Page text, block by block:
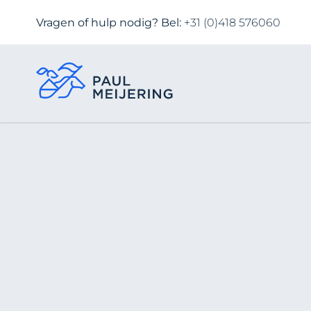
Vragen of hulp nodig? Bel: +31 (0)418 576060